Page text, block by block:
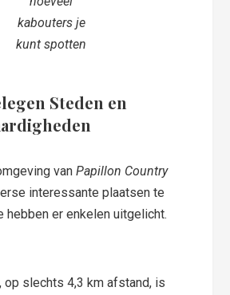
kabouters je
kunt spotten
Steden en
vanPapillon Country
interessante plaatsen te
hebben er enkelen uitgelicht.
, op slechts 4,3 km afstand, is